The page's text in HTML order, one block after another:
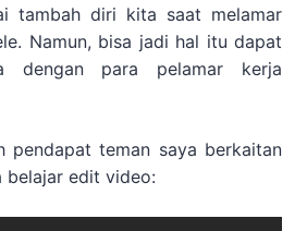
tambah diri kita saat melamar
Namun, bisa jadi hal itu dapat
dengan para pelamar kerja
pendapat teman saya berkaitan
belajar edit video: